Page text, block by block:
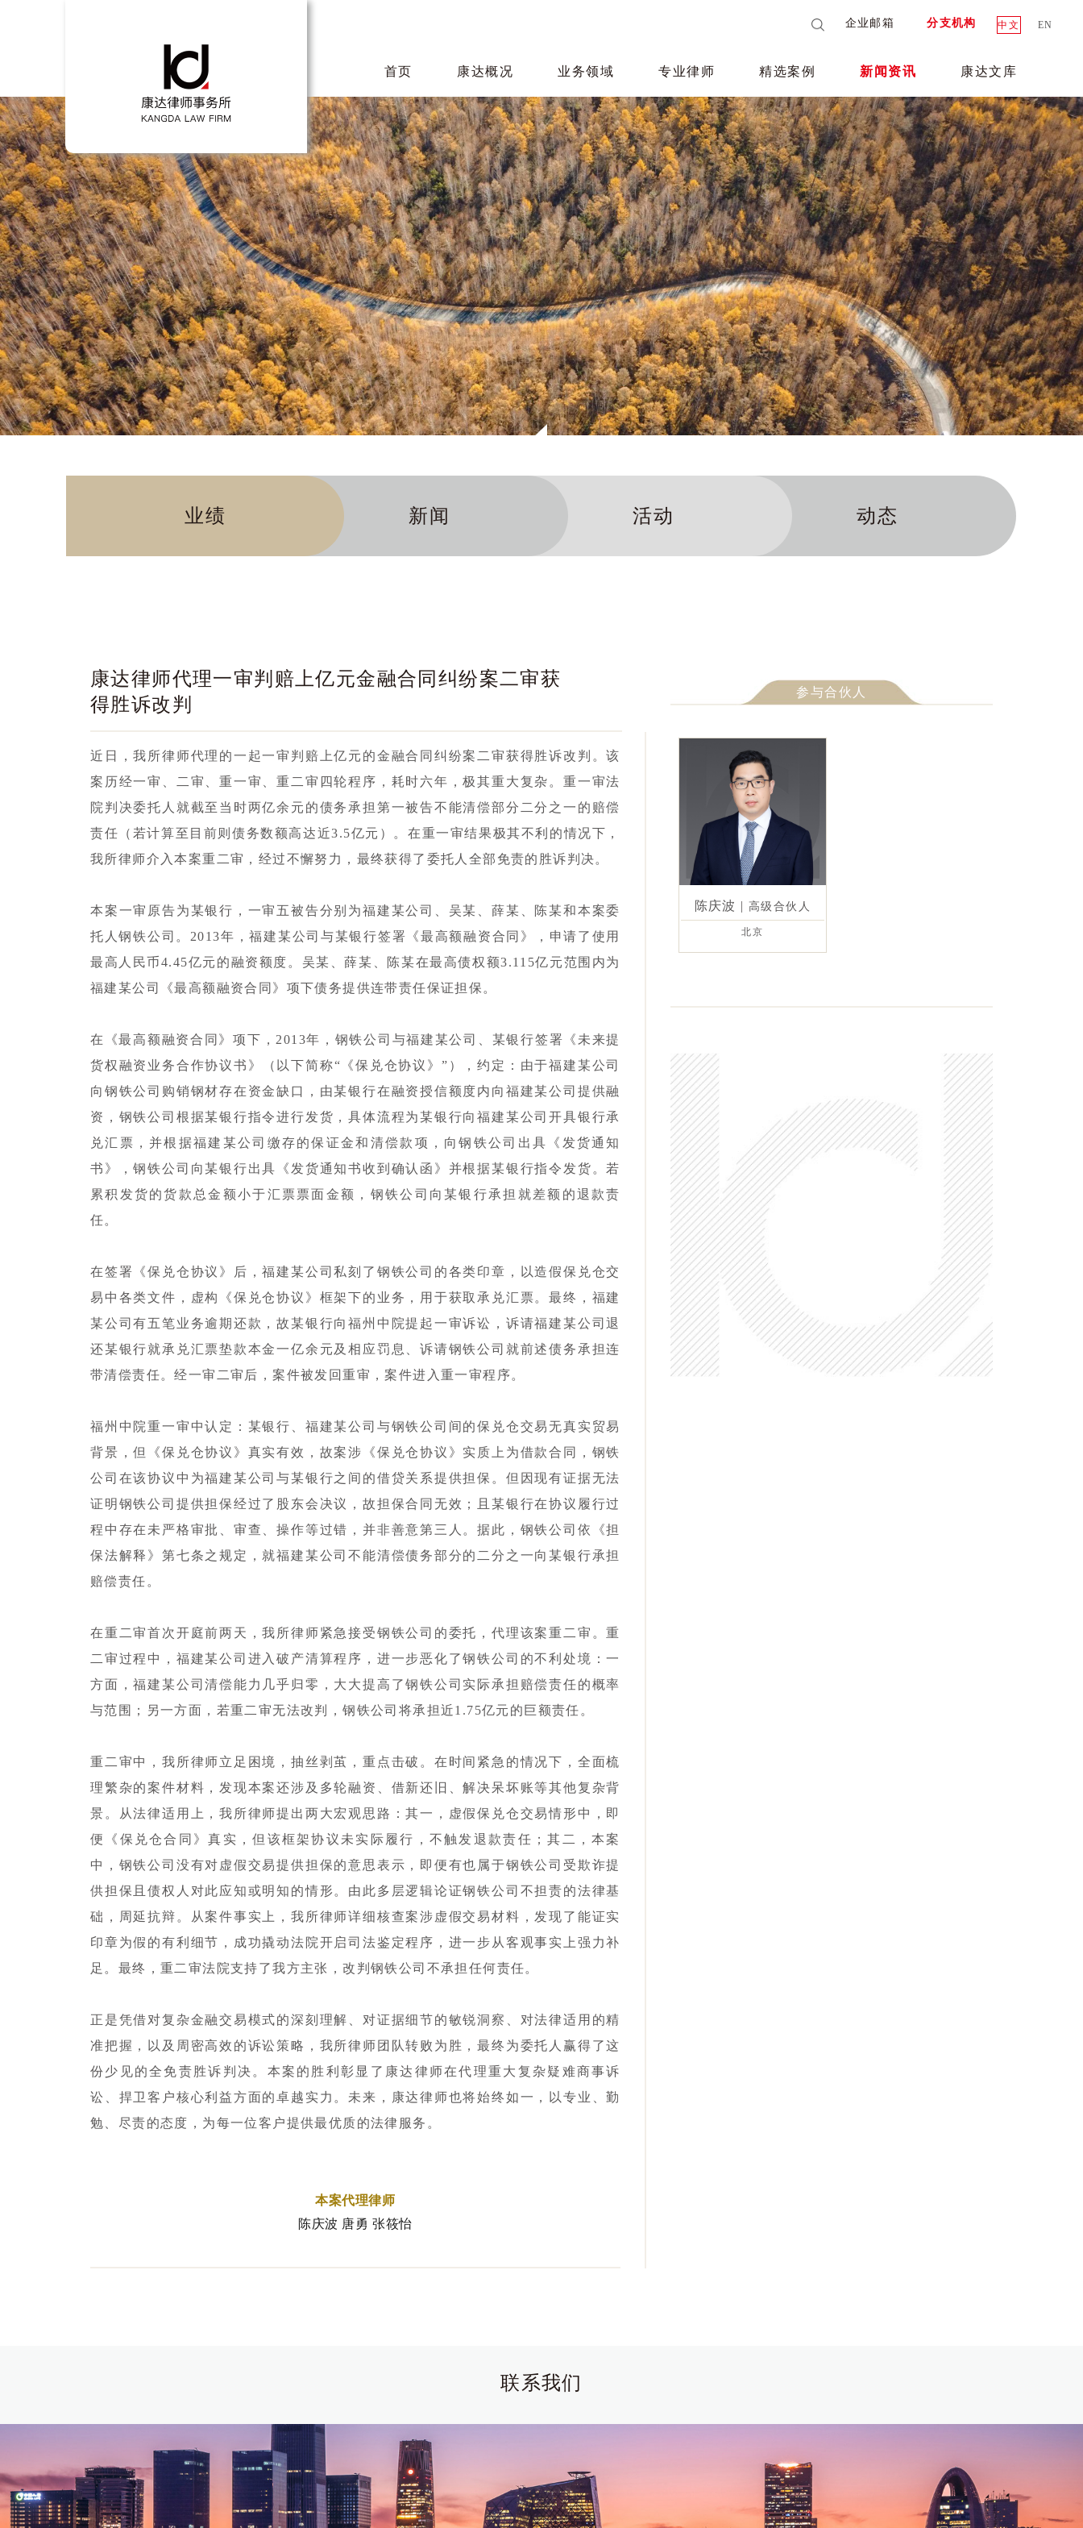
企业邮箱 分支机构 中文 EN
首页 康达概况 业务领域 专业律师 精选案例 新闻资讯 康达文库
业绩 新闻 活动 动态
康达律师代理一审判赔上亿元金融合同纠纷案二审获
得胜诉改判
近日，我所律师代理的一起一审判赔上亿元的金融合同纠纷案二审获得胜诉改判。该
案历经一审、二审、重一审、重二审四轮程序，耗时六年，极其重大复杂。重一审法
院判决委托人就截至当时两亿余元的债务承担第一被告不能清偿部分二分之一的赔偿
责任（若计算至目前则债务数额高达近3.5亿元）。在重一审结果极其不利的情况下，
我所律师介入本案重二审，经过不懈努力，最终获得了委托人全部免责的胜诉判决。
本案一审原告为某银行，一审五被告分别为福建某公司、吴某、薛某、陈某和本案委
托人钢铁公司。2013年，福建某公司与某银行签署《最高额融资合同》，申请了使用
最高人民币4.45亿元的融资额度。吴某、薛某、陈某在最高债权额3.115亿元范围内为
福建某公司《最高额融资合同》项下债务提供连带责任保证担保。
在《最高额融资合同》项下，2013年，钢铁公司与福建某公司、某银行签署《未来提
货权融资业务合作协议书》（以下简称“《保兑仓协议》”），约定：由于福建某公司
向钢铁公司购销钢材存在资金缺口，由某银行在融资授信额度内向福建某公司提供融
资，钢铁公司根据某银行指令进行发货，具体流程为某银行向福建某公司开具银行承
兑汇票，并根据福建某公司缴存的保证金和清偿款项，向钢铁公司出具《发货通知
书》，钢铁公司向某银行出具《发货通知书收到确认函》并根据某银行指令发货。若
累积发货的货款总金额小于汇票票面金额，钢铁公司向某银行承担就差额的退款责
任。
在签署《保兑仓协议》后，福建某公司私刻了钢铁公司的各类印章，以造假保兑仓交
易中各类文件，虚构《保兑仓协议》框架下的业务，用于获取承兑汇票。最终，福建
某公司有五笔业务逾期还款，故某银行向福州中院提起一审诉讼，诉请福建某公司退
还某银行就承兑汇票垫款本金一亿余元及相应罚息、诉请钢铁公司就前述债务承担连
带清偿责任。经一审二审后，案件被发回重审，案件进入重一审程序。
福州中院重一审中认定：某银行、福建某公司与钢铁公司间的保兑仓交易无真实贸易
背景，但《保兑仓协议》真实有效，故案涉《保兑仓协议》实质上为借款合同，钢铁
公司在该协议中为福建某公司与某银行之间的借贷关系提供担保。但因现有证据无法
证明钢铁公司提供担保经过了股东会决议，故担保合同无效；且某银行在协议履行过
程中存在未严格审批、审查、操作等过错，并非善意第三人。据此，钢铁公司依《担
保法解释》第七条之规定，就福建某公司不能清偿债务部分的二分之一向某银行承担
赔偿责任。
在重二审首次开庭前两天，我所律师紧急接受钢铁公司的委托，代理该案重二审。重
二审过程中，福建某公司进入破产清算程序，进一步恶化了钢铁公司的不利处境：一
方面，福建某公司清偿能力几乎归零，大大提高了钢铁公司实际承担赔偿责任的概率
与范围；另一方面，若重二审无法改判，钢铁公司将承担近1.75亿元的巨额责任。
重二审中，我所律师立足困境，抽丝剥茧，重点击破。在时间紧急的情况下，全面梳
理繁杂的案件材料，发现本案还涉及多轮融资、借新还旧、解决呆坏账等其他复杂背
景。从法律适用上，我所律师提出两大宏观思路：其一，虚假保兑仓交易情形中，即
便《保兑仓合同》真实，但该框架协议未实际履行，不触发退款责任；其二，本案
中，钢铁公司没有对虚假交易提供担保的意思表示，即便有也属于钢铁公司受欺诈提
供担保且债权人对此应知或明知的情形。由此多层逻辑论证钢铁公司不担责的法律基
础，周延抗辩。从案件事实上，我所律师详细核查案涉虚假交易材料，发现了能证实
印章为假的有利细节，成功撬动法院开启司法鉴定程序，进一步从客观事实上强力补
足。最终，重二审法院支持了我方主张，改判钢铁公司不承担任何责任。
正是凭借对复杂金融交易模式的深刻理解、对证据细节的敏锐洞察、对法律适用的精
准把握，以及周密高效的诉讼策略，我所律师团队转败为胜，最终为委托人赢得了这
份少见的全免责胜诉判决。本案的胜利彰显了康达律师在代理重大复杂疑难商事诉
讼、捍卫客户核心利益方面的卓越实力。未来，康达律师也将始终如一，以专业、勤
勉、尽责的态度，为每一位客户提供最优质的法律服务。
本案代理律师
陈庆波 唐勇 张筱怡
参与合伙人
陈庆波 |高级合伙人
北京
联系我们